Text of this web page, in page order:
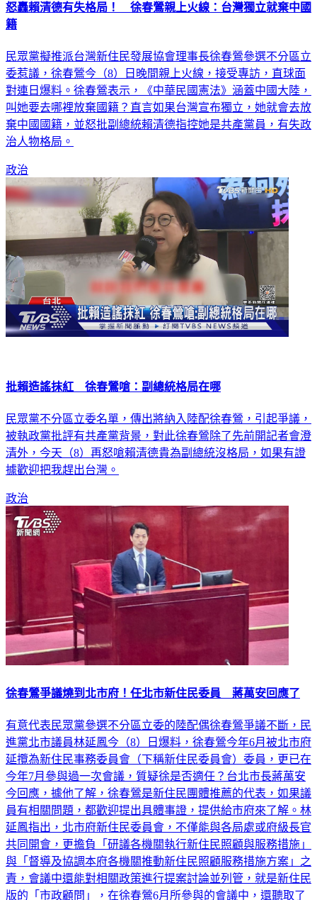
怒轟賴清德有失格局！ 徐春鶯親上火線：台灣獨立就棄中國
籍
民眾黨擬推派台灣新住民發展協會理事長徐春鶯參選不分區立
委惹議，徐春鶯今（8）日晚間親上火線，接受專訪，直球面
對連日爆料。徐春鶯表示，《中華民國憲法》涵蓋中國大陸，
叫她要去哪裡放棄國籍？直言如果台灣宣布獨立，她就會去放
棄中國國籍，並怒批副總統賴清德指控她是共產黨員，有失政
治人物格局。
政治
批賴造謠抹紅 徐春鶯嗆：副總統格局在哪
民眾黨不分區立委名單，傳出將納入陸配徐春鶯，引起爭議，
被執政黨批評有共產黨背景，對此徐春鶯除了先前開記者會澄
清外，今天（8）再怒嗆賴清德貴為副總統沒格局，如果有證
據歡迎把我趕出台灣。
政治
徐春鶯爭議燒到北市府！任北市新住民委員 蔣萬安回應了
有意代表民眾黨參選不分區立委的陸配偶徐春鶯爭議不斷，民
進黨北市議員林延鳳今（8）日爆料，徐春鶯今年6月被北市府
延攬為新住民事務委員會（下稱新住民委員會）委員，更已在
今年7月參與過一次會議，質疑徐是否適任？台北市長蔣萬安
今回應，據他了解，徐春鶯是新住民團體推薦的代表，如果議
員有相關問題，都歡迎提出具體事證，提供給市府來了解。林
延鳳指出，北市府新住民委員會，不僅能與各局處或府級長官
共同開會，更擔負「研議各機關執行新住民照顧與服務措施」
與「督導及協調本府各機關推動新住民照顧服務措施方案」之
責，會議中還能對相關政策進行提案討論並列管，就是新住民
版的「市政顧問」，在徐春鶯6月所參與的會議中，還聽取了